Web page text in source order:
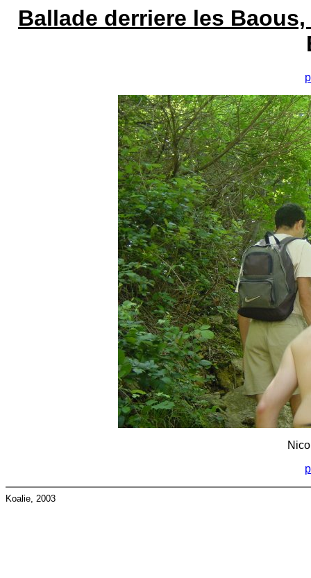
Ballade derriere les Baous,
Koalie, 2003